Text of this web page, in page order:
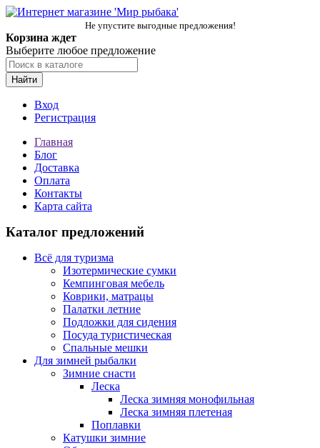
Не упустите выгодные предложения!
Корзина ждет
Выберите любое предложение
Найти
Вход
Регистрация
Главная
Блог
Доставка
Оплата
Контакты
Карта сайта
Каталог предложений
Всё для туризма
Изотермические сумки
Кемпинговая мебель
Коврики, матрацы
Палатки летние
Подложки для сидения
Посуда туристическая
Спальные мешки
Для зимней рыбалки
Зимние снасти
Леска
Леска зимняя монофильная
Леска зимняя плетеная
Поплавки
Катушки зимние